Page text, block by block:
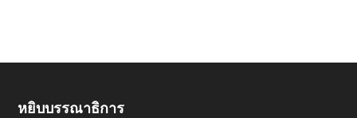
หยิบบรรณาธิการ